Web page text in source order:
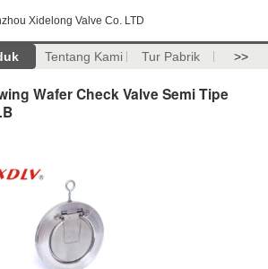
Xidelong Valve Co. LTD
Tentang Kami Tur Pabrik >>
Wafer Check Valve Semi Tipe